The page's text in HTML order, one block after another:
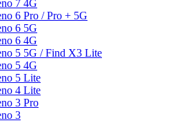
7 4G
6 Pro / Pro + 5G
6 5G
6 4G
5 5G / Find X3 Lite
5 4G
5 Lite
4 Lite
3 Pro
3